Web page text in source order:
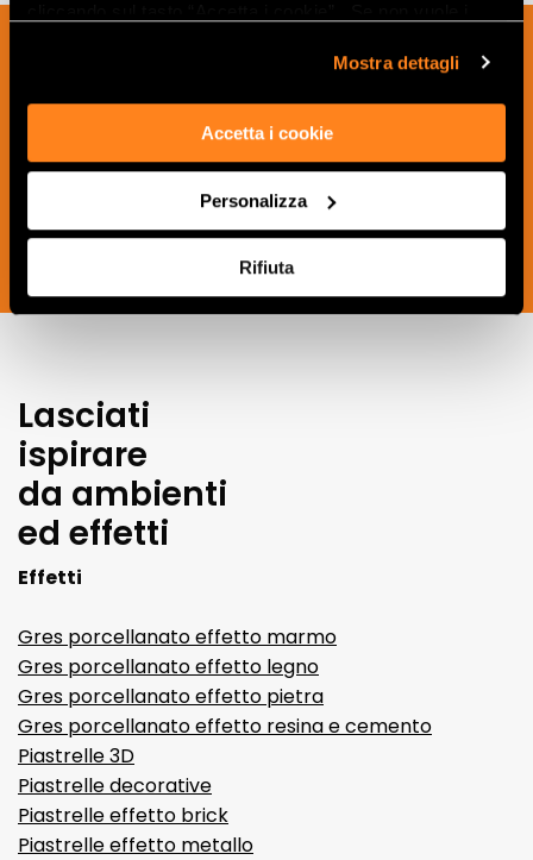
Mostra dettagli
Accetta i cookie
Personalizza
Rifiuta
recevoir les nouveautés, les mises à jour
et les idées créatives relatives au
monde des céramiques et du design
d'intérieur.
SOUSCRIVEZ MAINTENANT
Lasciati
ispirare
da ambienti
ed effetti
Effetti
Gres porcellanato effetto marmo
Gres porcellanato effetto legno
Gres porcellanato effetto pietra
Gres porcellanato effetto resina e cemento
Piastrelle 3D
Piastrelle decorative
Piastrelle effetto brick
Piastrelle effetto metallo